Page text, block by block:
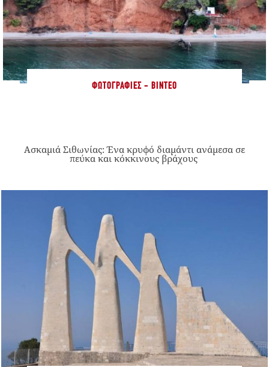
ΦΩΤΟΓΡΑΦΊΕΣ - ΒΊΝΤΕΟ
Ασκαμιά Σιθωνίας: Ένα κρυφό διαμάντι ανάμεσα σε
πεύκα και κόκκινους βράχους